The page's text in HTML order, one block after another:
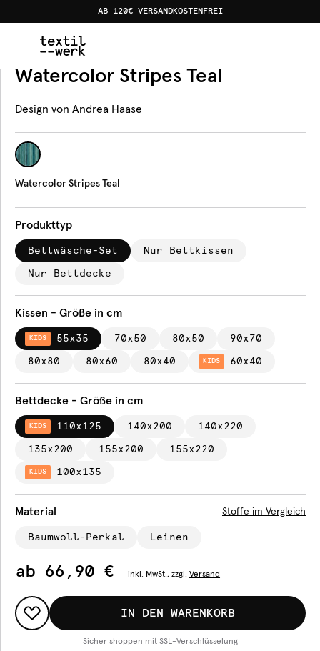
AB 120€ VERSANDKOSTENFREI
Produkte Bettwäsche Watercolor Stripes Teal
Bettwäsche
Watercolor Stripes Teal
Design von Andrea Haase
Watercolor Stripes Teal
Produkttyp
Bettwäsche-Set Nur Bettkissen
Nur Bettdecke
Kissen - Größe in cm
KIDS 55x35 70x50 80x50 90x70
80x80 80x60 80x40 KIDS 60x40
Bettdecke - Größe in cm
KIDS 110x125 140x200 140x220
135x200 155x200 155x220
KIDS 100x135
Material Stoffe im Vergleich
Baumwoll-Perkal Leinen
ab 66,90 € inkl. MwSt., zzgl. Versand
IN DEN WARENKORB
Sicher shoppen mit SSL-Verschlüsselung